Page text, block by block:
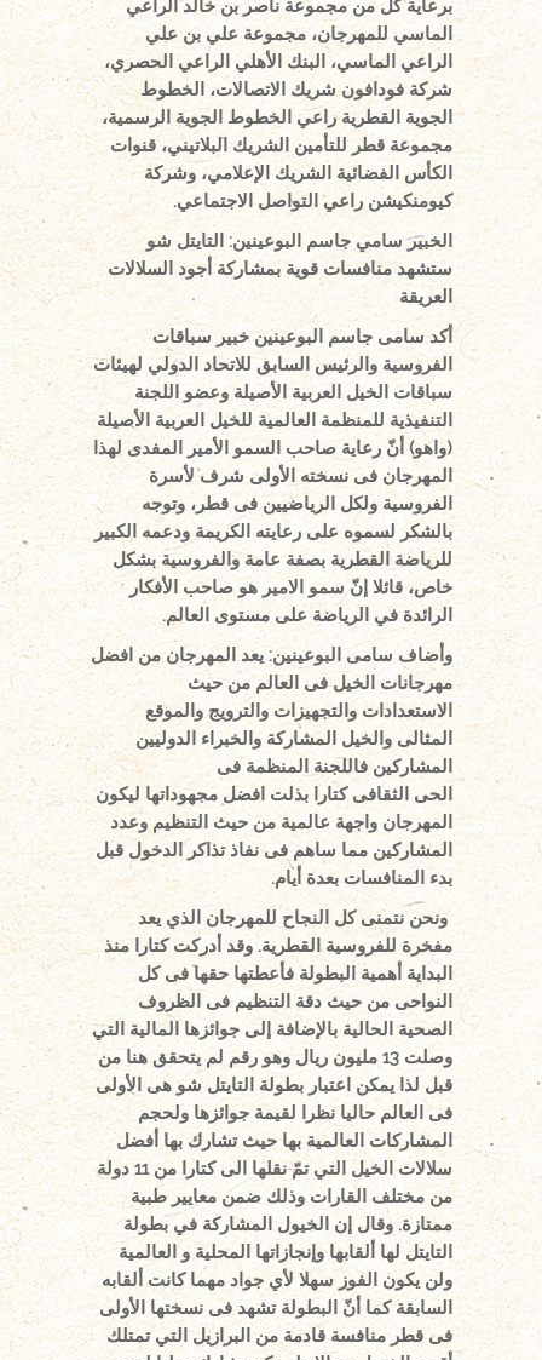
برعاية كل منمجموعة ناصر بن خالد الراعي
الماسي للمهرجان، مجموعة علي بن علي
الراعي الماسي، البنك الأهلي الراعي الحصري،
شركة فودافون شريك الاتصالات، الخطوط
الجوية القطرية راعي الخطوط الجوية الرسمية،
مجموعة قطر للتأمين الشريك البلاتيني، قنوات
الكأس الفضائية الشريك الإعلامي، وشركة
كيومنكيشن راعي التواصل الاجتماعي.
الخبير سامي جاسم البوعينين: التايتل شو
ستشهد منافسات قوية بمشاركة أجود السلالات
العريقة
أكد سامى جاسم البوعينين خبير سباقات
الفروسية والرئيس السابق للاتحاد الدولي لهيئات
سباقات الخيل العربية الأصيلة وعضو اللجنة
التنفيذية للمنظمة العالمية للخيل العربية الأصيلة
(واهو) أنّ رعاية صاحب السمو الأمير المفدى لهذا
المهرجان فى نسخته الأولى شرف لأسرة
الفروسية ولكل الرياضيين فى قطر، وتوجه
بالشكر لسموه على رعايته الكريمة ودعمه الكبير
للرياضة القطرية بصفة عامة والفروسية بشكل
خاص، قائلا إنّ سمو الامير هو صاحب الأفكار
الرائدة في الرياضة على مستوى العالم.
وأضاف سامى البوعينين: يعد المهرجان من افضل
مهرجانات الخيل فى العالم من حيث
الاستعدادات والتجهيزات والترويج والموقع
المثالى والخيل المشاركة والخبراء الدوليين
المشاركين فاللجنة المنظمة فى
الحى الثقافى كتارا بذلت افضل مجهوداتها ليكون
المهرجان واجهة عالمية من حيث التنظيم وعدد
المشاركين مما ساهم فى نفاذ تذاكر الدخول قبل
بدء المنافسات بعدة أيام.
ونحن نتمنى كل النجاح للمهرجان الذي يعد
مفخرة للفروسية القطرية. وقد أدركت كتارا منذ
البداية أهمية البطولة فأعطتها حقها فى كل
النواحى من حيث دقة التنظيم فى الظروف
الصحية الحالية بالإضافة إلى جوائزها المالية التي
وصلت 13 مليون ريال وهو رقم لم يتحقق هنا من
قبل لذا يمكن اعتبار بطولة التايتل شو هى الأولى
فى العالم حاليا نظرا لقيمة جوائزها ولحجم
المشاركات العالمية بها حيث تشارك بها أفضل
سلالات الخيل التي تمّ نقلها الى كتارا من 11 دولة
من مختلف القارات وذلك ضمن معايير طبية
ممتازة. وقال إن الخيول المشاركة في بطولة
التايتل لها ألقابها وإنجازاتها المحلية و العالمية
ولن يكون الفوز سهلا لأي جواد مهما كانت ألقابه
السابقة كما أنّ البطولة تشهد فى نسختها الأولى
فى قطر منافسة قادمة من البرازيل التي تمتلك